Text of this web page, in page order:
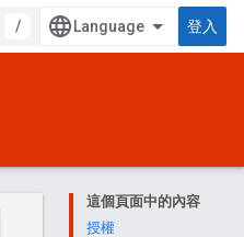
/ 登入
這個頁面中的內容
授權